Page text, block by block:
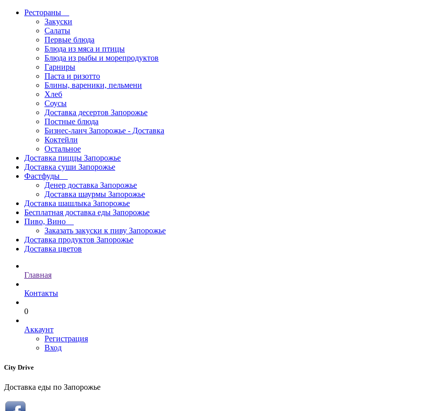
Рестораны
Закуски
Салаты
Первые блюда
Блюда из мяса и птицы
Блюда из рыбы и морепродуктов
Гарниры
Паста и ризотто
Блины, вареники, пельмени
Хлеб
Соусы
Доставка десертов Запорожье
Постные блюда
Бизнес-ланч Запорожье - Доставка
Коктейли
Остальное
Доставка пиццы Запорожье
Доставка суши Запорожье
Фастфуды
Денер доставка Запорожье
Доставка шаурмы Запорожье
Доставка шашлыка Запорожье
Бесплатная доставка еды Запорожье
Пиво, Вино
Заказать закуски к пиву Запорожье
Доставка продуктов Запорожье
Доставка цветов
Главная
Контакты
0
Аккаунт
Регистрация
Вход
City Drive
Доставка еды по Запорожье